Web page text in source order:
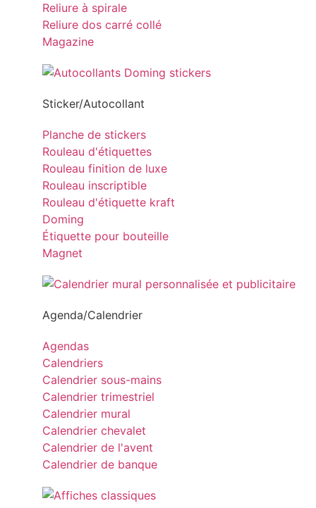
Reliure à spirale
Reliure dos carré collé
Magazine
Sticker/Autocollant
Planche de stickers
Rouleau d'étiquettes
Rouleau finition de luxe
Rouleau inscriptible
Rouleau d'étiquette kraft
Doming
Étiquette pour bouteille
Magnet
Agenda/Calendrier
Agendas
Calendriers
Calendrier sous-mains
Calendrier trimestriel
Calendrier mural
Calendrier chevalet
Calendrier de l'avent
Calendrier de banque